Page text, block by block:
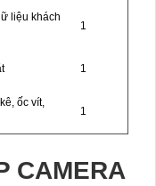
liệu khách
1
1
ốc vít,
1
CAMERA